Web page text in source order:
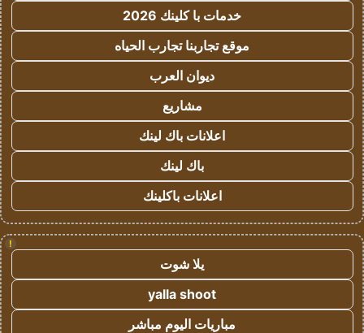
خدمات با كلينك 2026
موقع تجاربنا تجارب الحياه
ديوان العرب
مشاريع
اعلانات باك لينك
باك لينك
اعلانات باكلينك
!
يلا شوت
yalla shoot
مباريات اليوم مباشر